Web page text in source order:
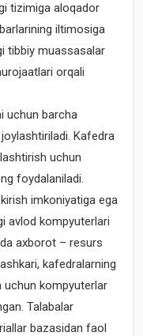
tizimiga aloqador
iltimosiga
tibbiy muassasalar
orqali
barcha
Kafedra
uchun
foydalaniladi.
kirish imkoniyatiga ega
avlod kompyuterlari
axborot – resurs
kafedralarning
uchun kompyuterlar
Talabalar
bazasidan faol